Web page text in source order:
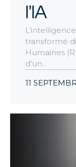
l’IA
transformé
Humaines
d’un...
11